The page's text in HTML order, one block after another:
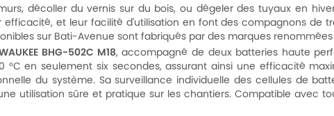
décoller du vernis sur du bois, ou dégeler des tuyaux en
efficacité, et leur facilité d'utilisation en font des compagnons
sur Bati-Avenue sont fabriqués par des marques
BHG-502C M18, accompagné de deux batteries haute
en seulement six secondes, assurant ainsi une efficacité
du système. Sa surveillance individuelle des cellules de
utilisation sûre et pratique sur les chantiers. Compatible avec